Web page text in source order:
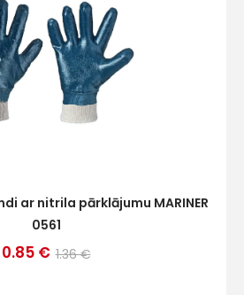
ar nitrila pārklājumu MARINER
0561
0.85 € 1.36 €